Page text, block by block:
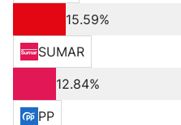
15.59%
SUMAR
12.84%
PP